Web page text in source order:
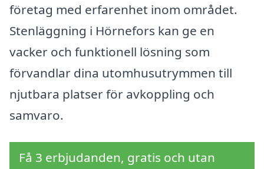
företag med erfarenhet inom området.
Stenläggning i Hörnefors kan ge en
vacker och funktionell lösning som
förvandlar dina utomhusutrymmen till
njutbara platser för avkoppling och
samvaro.
Få 3 erbjudanden, gratis och utan